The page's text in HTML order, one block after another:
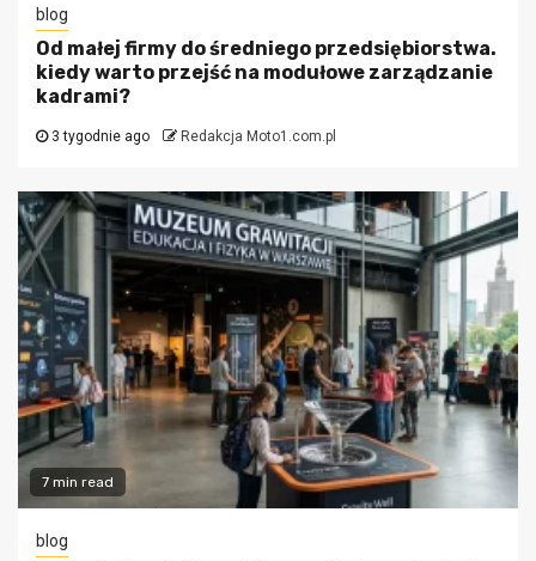
blog
Od małej firmy do średniego przedsiębiorstwa.
kiedy warto przejść na modułowe zarządzanie
kadrami?
3 tygodnie ago Redakcja Moto1.com.pl
7 min read
blog